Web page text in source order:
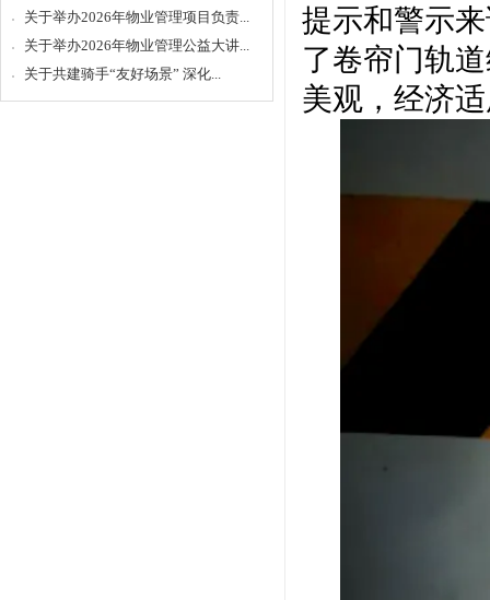
关于举办2026年物业管理项目负责...
关于举办2026年物业管理公益大讲...
关于共建骑手“友好场景” 深化...
提示和警示
了卷帘门轨
美观，经济